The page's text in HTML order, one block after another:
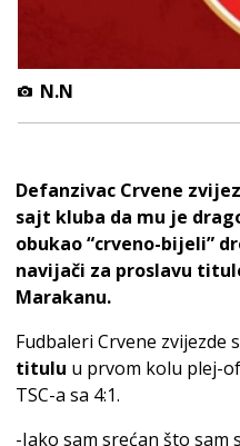
N.N
Defanzivac Crvene
sajt kluba da mu je
obukao “crveno-bijeli”
navijači za proslavu
Marakanu.
Fudbaleri Crvene zvijezde
titulu u prvom kolu plej-
TSC-a sa 4:1.
-Jako sam srećan što